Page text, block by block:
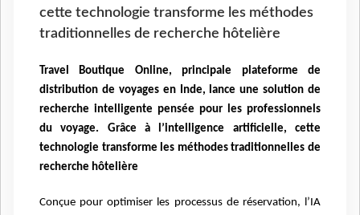
cette technologie transforme les méthodes
traditionnelles de recherche hôtelière
Travel Boutique Online, principale plateforme de
distribution de voyages en Inde, lance une solution de
recherche intelligente pensée pour les professionnels
du voyage. Grâce à l’intelligence artificielle, cette
technologie transforme les méthodes traditionnelles de
recherche hôtelière
Conçue pour optimiser les processus de réservation, l’IA